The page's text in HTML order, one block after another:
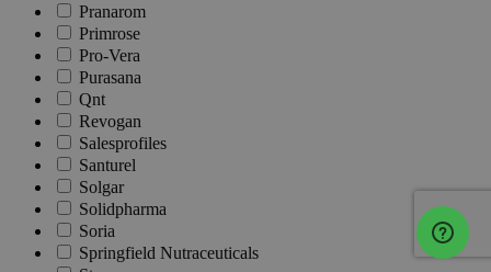
Pranarom
Primrose
Pro-Vera
Purasana
Qnt
Revogan
Salesprofiles
Santurel
Solgar
Solidpharma
Soria
Springfield Nutraceuticals